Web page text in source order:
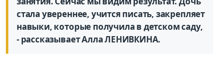
стала увереннее, учится писать, закрепляет
навыки, которые получила в детском саду,
- рассказывает Алла ЛЕНИВКИНА.